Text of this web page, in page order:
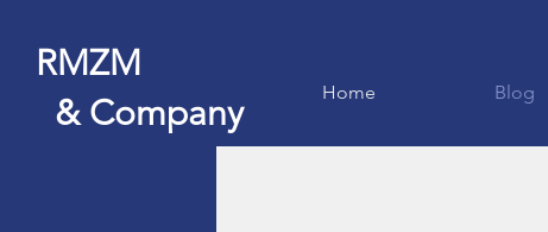
RMZM
& Company
Home Blog